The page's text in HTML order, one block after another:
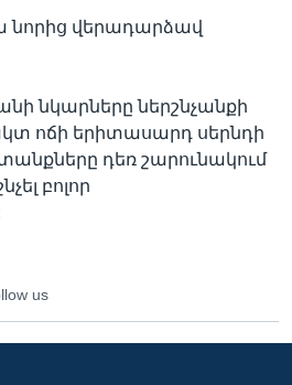
նորից վերադարձավ
նկարները ներշնչանքի
ոճի երիտասարդ սերնդի
դեռ շարունակում
բոլոր
us